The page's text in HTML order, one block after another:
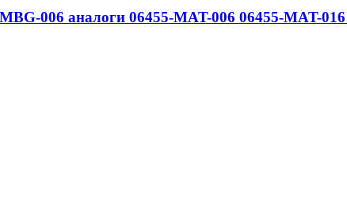
006 аналоги 06455-MAT-006 06455-MAT-